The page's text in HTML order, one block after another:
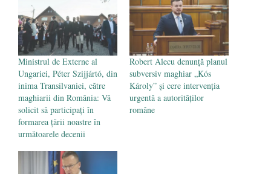
- 16 aprilie 2026
Ministrul de Externe al
Ungariei, Péter Szijjártó, din
inima Transilvaniei, către
maghiarii din România: Vă
solicit să participaţi în
formarea ţării noastre în
următoarele decenii
Robert Alecu denunță planul
subversiv maghiar „Kós
Károly” și cere intervenția
urgentă a autorităților
române